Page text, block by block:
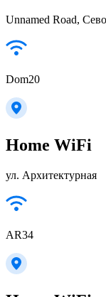
Unnamed Road,
Dom20
Home WiFi
ул. Архитектурная
AR34